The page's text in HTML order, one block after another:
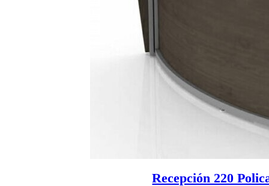
Recepción 220